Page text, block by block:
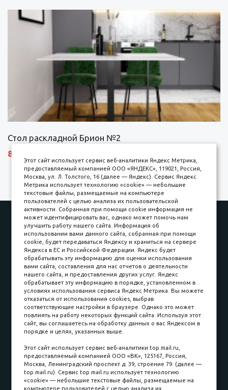
Стол раскладной Брион №2
8690 р.
Наши работы
Оплата
Доставка и сборка
Гарантии
Карьера в компании
Контакты
Принимаем к оплате
Наличные
пл. Соляная, 6, стр. 16
8 (3822) 60-70-30
8 (3822) 50-39-09
Этот сайт использует сервис веб-аналитики Яндекс Метрика,
предоставляемый компанией ООО «ЯНДЕКС», 119021, Россия,
Москва, ул. Л. Толстого, 16 (далее — Яндекс). Сервис Яндекс
Метрика использует технологию «cookie» — небольшие
текстовые файлы, размещаемые на компьютере
пользователей с целью анализа их пользовательской
активности. Собранная при помощи cookie информация не
может идентифицировать вас, однако может помочь нам
улучшить работу нашего сайта. Информация об
использовании вами данного сайта, собранная при помощи
cookie, будет передаваться Яндексу и храниться на сервере
Яндекса в ЕС и Российской Федерации. Яндекс будет
обрабатывать эту информацию для оценки использования
вами сайта, составления для нас отчетов о деятельности
нашего сайта, и предоставления других услуг. Яндекс
обрабатывает эту информацию в порядке, установленном в
условиях использования сервиса Яндекс Метрика. Вы можете
отказаться от использования cookies, выбрав
соответствующие настройки в браузере. Однако это может
повлиять на работу некоторых функций сайта. Используя этот
сайт, вы соглашаетесь на обработку данных о вас Яндексом в
порядке и целях, указанных выше.
Этот сайт использует сервис веб-аналитики top.mail.ru,
предоставляемый компанией ООО «ВК», 125167, Россия,
Москва, Ленинградский проспект д. 39, строение 79. (далее —
top.mail.ru). Сервис top.mail.ru использует технологию
«cookie» — небольшие текстовые файлы, размещаемые на
компьютере пользователей с целью анализа их